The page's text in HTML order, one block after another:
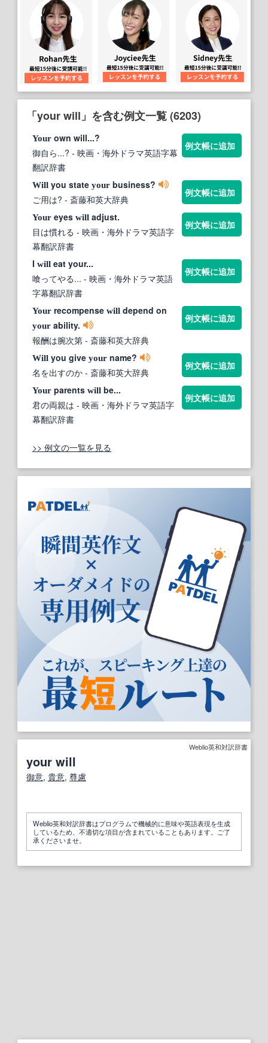
「your will」を含む例文一覧 (6203)
Your own will...?
御自ら...? - 映画・海外ドラマ英語字幕
翻訳辞書
例文帳に追加
Will you state your business?
ご用は? - 斎藤和英大辞典
例文帳に追加
Your eyes will adjust.
目は慣れる - 映画・海外ドラマ英語字
幕翻訳辞書
例文帳に追加
I will eat your...
喰ってやる... - 映画・海外ドラマ英語
字幕翻訳辞書
例文帳に追加
Your recompense will depend on
your ability.
報酬は腕次第 - 斎藤和英大辞典
例文帳に追加
Will you give your name?
名を出すのか - 斎藤和英大辞典
例文帳に追加
Your parents will be...
君の両親は - 映画・海外ドラマ英語字
幕翻訳辞書
例文帳に追加
>> 例文の一覧を見る
Weblio英和対訳辞書
your will
御意, 貴意, 尊慮
Weblio英和対訳辞書はプログラムで機械的に意味や英語表現を生成
しているため、不適切な項目が含まれていることもあります。ご了
承くださいませ。